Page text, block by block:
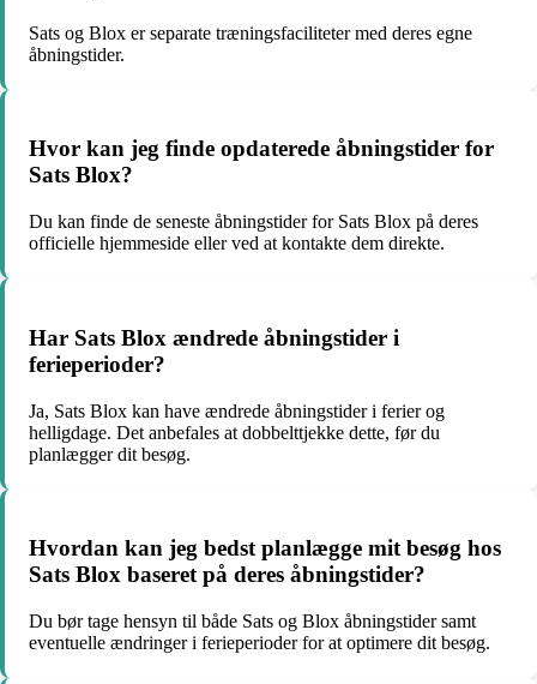
Sats og Blox er separate træningsfaciliteter med deres egne
åbningstider.
Hvor kan jeg finde opdaterede åbningstider for
Sats Blox?
Du kan finde de seneste åbningstider for Sats Blox på deres
officielle hjemmeside eller ved at kontakte dem direkte.
Har Sats Blox ændrede åbningstider i
ferieperioder?
Ja, Sats Blox kan have ændrede åbningstider i ferier og
helligdage. Det anbefales at dobbelttjekke dette, før du
planlægger dit besøg.
Hvordan kan jeg bedst planlægge mit besøg hos
Sats Blox baseret på deres åbningstider?
Du bør tage hensyn til både Sats og Blox åbningstider samt
eventuelle ændringer i ferieperioder for at optimere dit besøg.